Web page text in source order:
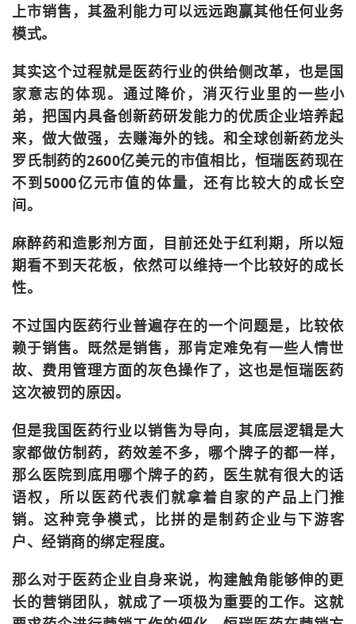
上市销售，其盈利能力可以远远跑赢其他任何业务
模式。
其实这个过程就是医药行业的供给侧改革，也是国
家意志的体现。通过降价，消灭行业里的一些小
弟，把国内具备创新药研发能力的优质企业培养起
来，做大做强，去赚海外的钱。和全球创新药龙头
罗氏制药的2600亿美元的市值相比，恒瑞医药现在
不到5000亿元市值的体量，还有比较大的成长空
间。
麻醉药和造影剂方面，目前还处于红利期，所以短
期看不到天花板，依然可以维持一个比较好的成长
性。
不过国内医药行业普遍存在的一个问题是，比较依
赖于销售。既然是销售，那肯定难免有一些人情世
故、费用管理方面的灰色操作了，这也是恒瑞医药
这次被罚的原因。
但是我国医药行业以销售为导向，其底层逻辑是大
家都做仿制药，药效差不多，哪个牌子的都一样，
那么医院到底用哪个牌子的药，医生就有很大的话
语权，所以医药代表们就拿着自家的产品上门推
销。这种竞争模式，比拼的是制药企业与下游客
户、经销商的绑定程度。
那么对于医药企业自身来说，构建触角能够伸的更
长的营销团队，就成了一项极为重要的工作。这就